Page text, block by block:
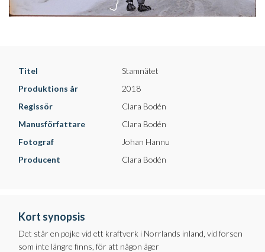
Titel
Stamnätet
Produktions år
2018
Regissör
Clara Bodén
Manusförfattare
Clara Bodén
Fotograf
Johan Hannu
Producent
Clara Bodén
Kort synopsis
Det står en pojke vid ett kraftverk i Norrlands inland, vid forsen
som inte längre finns, för att någon äger